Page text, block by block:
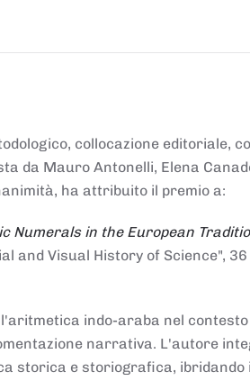
collocazione editoriale,
da Mauro Antonelli, Elena
ha attribuito il premio a:
Numerals in the European
and Visual History of Science", 36
indo-araba nel
narrativa. L'autore
storica e storiografica, ibridando